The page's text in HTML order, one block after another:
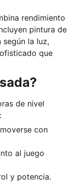
rendimiento
pintura de
la luz,
que
de nivel
con
al juego
y potencia.